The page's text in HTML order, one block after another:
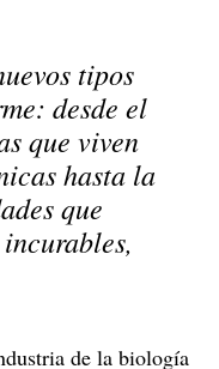
tipos
desde el
que viven
hasta la
que
de la biología